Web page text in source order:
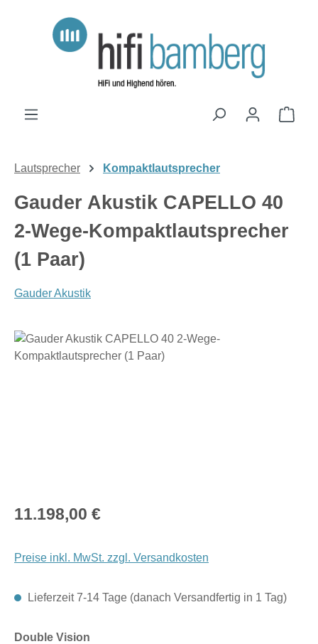
Zum Hauptinhalt springen
Lautsprecher Kompaktlautsprecher
Gauder Akustik CAPELLO 40
2-Wege-Kompaktlautsprecher
(1 Paar)
Gauder Akustik
Bildergalerie überspringen
Regulärer Preis:
11.198,00 €
Preise inkl. MwSt. zzgl. Versandkosten
Lieferzeit 7-14 Tage (danach Versandfertig in 1 Tag)
Double Vision